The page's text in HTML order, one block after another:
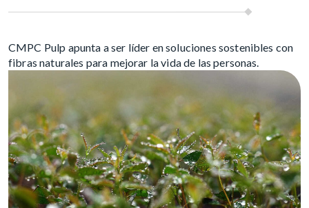
CMPC Pulp apunta a ser líder en soluciones sostenibles con
fibras naturales para mejorar la vida de las personas.